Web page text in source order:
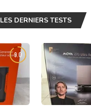
LES DERNIERS TESTS
9.0